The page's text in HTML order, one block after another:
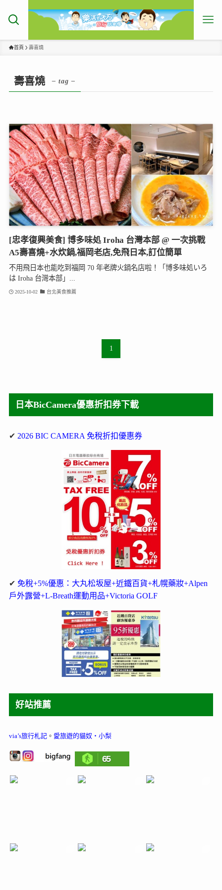
首頁 壽喜燒
壽喜燒 – tag –
[忠孝復興美食] 博多味処 Iroha 台灣本部 @ 一次挑戰
A5壽喜燒+水炊鍋,福岡老店,免飛日本,訂位簡單
不用飛日本也能吃到福岡 70 年老牌火鍋名店啦！「博多味処いろ
は Iroha 台灣本部」...
2025-10-02 台北美食推薦
1
日本BicCamera優惠折扣券下載
✔ 2026 BIC CAMERA 免稅折扣優惠券
✔ 免稅+5%優惠：大丸松坂屋+近鐵百貨+札幌藥妝+Alpen
戶外露營+L-Breath運動用品+Victoria GOLF
好站推薦
via’s旅行札記。 愛旅遊的貓奴‧小梨
65